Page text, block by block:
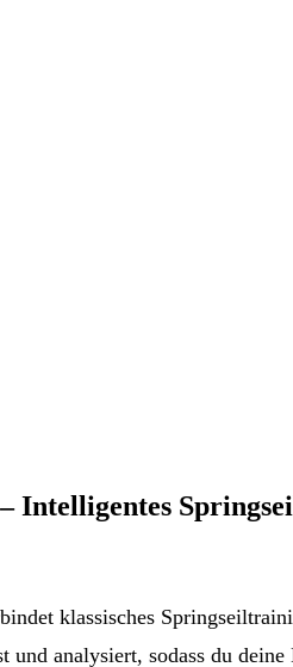
Intelligentes
klassisches
und analysiert, sodass du